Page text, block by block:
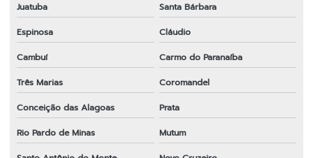
Juatuba
Santa Bárbara
Espinosa
Cláudio
Cambuí
Carmo do Paranaíba
Três Marias
Coromandel
Conceição das Alagoas
Prata
Rio Pardo de Minas
Mutum